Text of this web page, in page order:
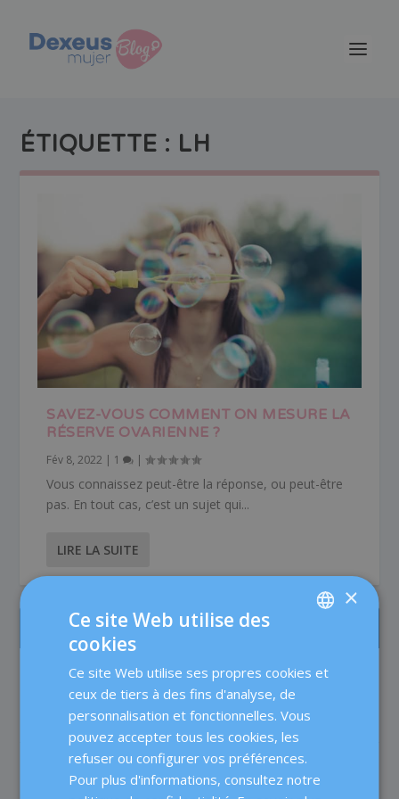
ÉTIQUETTE : LH
SAVEZ-VOUS COMMENT ON MESURE LA
RÉSERVE OVARIENNE ?
Fév 8, 2022 | 1 |
Vous connaissez peut-être la réponse, ou peut-être
pas. En tout cas, c’est un sujet qui...
LIRE LA SUITE
LES PLUS LUS
La prise en charge des patientes en
Médecine de la Reproduction chez Dexeus
Mujer
Fertilité
La testostérone en FIV : améliore-t-elle
réellement les chances de grossesse ?
CATALÀ
DEUTSCH
×
Ce site Web utilise des
cookies
Ce site Web utilise ses propres cookies et
ceux de tiers à des fins d'analyse, de
personnalisation et fonctionnelles. Vous
pouvez accepter tous les cookies, les
refuser ou configurer vos préférences.
Pour plus d'informations, consultez notre